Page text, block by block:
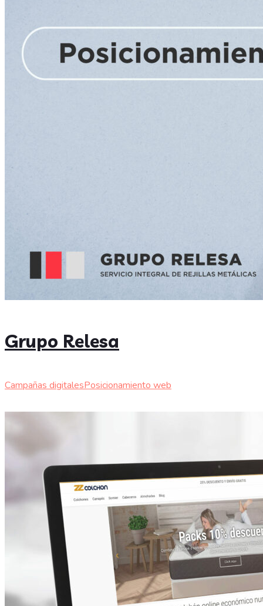
Grupo Relesa
Campañas digitalesPosicionamiento web